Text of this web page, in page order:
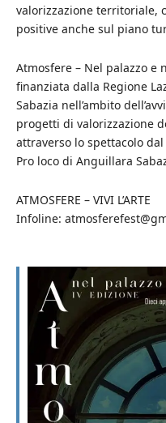
valorizzazione territoriale,
positive anche sul piano
Atmosfere – Nel palazzo e
finanziata dalla Regione
Sabazia nell’ambito
progetti di valorizzazione
attraverso lo spettacolo
Pro loco di Anguillara
ATMOSFERE – VIVI L’ARTE
Infoline: